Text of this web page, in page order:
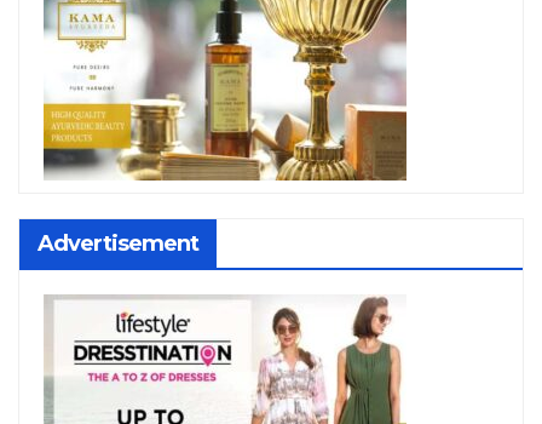
Advertisement